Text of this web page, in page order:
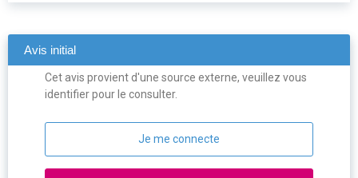
Avis initial
Cet avis provient d'une source externe, veuillez vous
identifier pour le consulter.
Je me connecte